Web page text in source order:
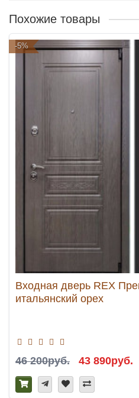
Похожие товары
-5%
Входная дверь REX
итальянский орех
46 200руб. 43 890руб.